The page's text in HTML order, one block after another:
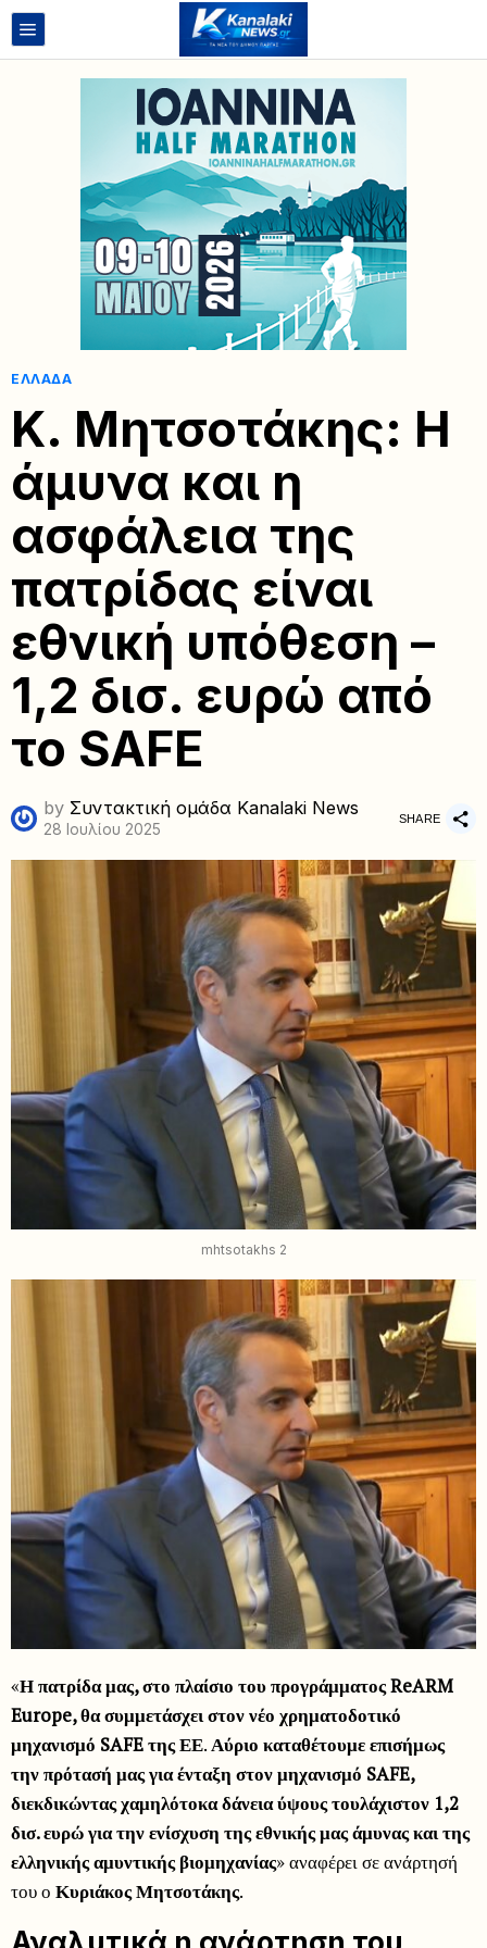
ΕΛΛΆΔΑ
Κ. Μητσοτάκης: Η
άμυνα και η
ασφάλεια της
πατρίδας είναι
εθνική υπόθεση –
1,2 δισ. ευρώ από
το SAFE
by Συντακτική ομάδα Kanalaki News
28 Ιουλίου 2025
SHARE
mhtsotakhs 2
«Η πατρίδα μας, στο πλαίσιο του προγράμματος ReARM
Europe, θα συμμετάσχει στον νέο χρηματοδοτικό
μηχανισμό SAFE της ΕΕ.Αύριο καταθέτουμε επισήμως
την πρότασή μας για ένταξη στον μηχανισμό SAFE,
διεκδικώντας χαμηλότοκα δάνεια ύψους τουλάχιστον 1,2
δισ. ευρώ για την ενίσχυση της εθνικής μας άμυνας και της
ελληνικής αμυντικής βιομηχανίας» αναφέρει σε ανάρτησή
του ο Κυριάκος Μητσοτάκης.